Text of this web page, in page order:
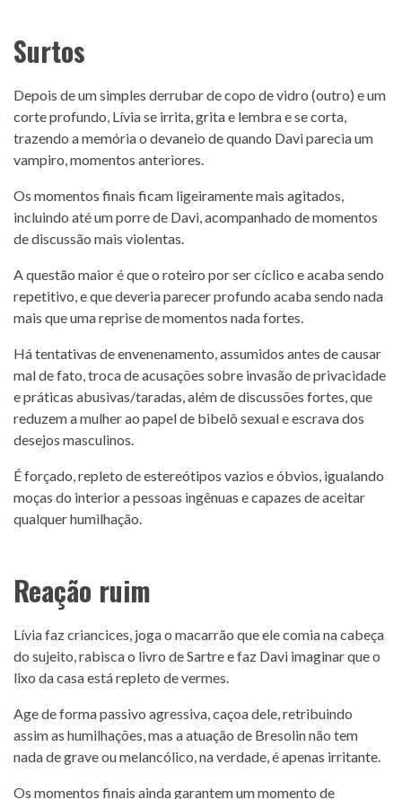
Surtos
Depois de um simples derrubar de copo de vidro (outro) e um
corte profundo, Lívia se irrita, grita e lembra e se corta,
trazendo a memória o devaneio de quando Davi parecia um
vampiro, momentos anteriores.
Os momentos finais ficam ligeiramente mais agitados,
incluindo até um porre de Davi, acompanhado de momentos
de discussão mais violentas.
A questão maior é que o roteiro por ser cíclico e acaba sendo
repetitivo, e que deveria parecer profundo acaba sendo nada
mais que uma reprise de momentos nada fortes.
Há tentativas de envenenamento, assumidos antes de causar
mal de fato, troca de acusações sobre invasão de privacidade
e práticas abusivas/taradas, além de discussões fortes, que
reduzem a mulher ao papel de bibelô sexual e escrava dos
desejos masculinos.
É forçado, repleto de estereótipos vazios e óbvios, igualando
moças do interior a pessoas ingênuas e capazes de aceitar
qualquer humilhação.
Reação ruim
Lívia faz criancices, joga o macarrão que ele comia na cabeça
do sujeito, rabisca o livro de Sartre e faz Davi imaginar que o
lixo da casa está repleto de vermes.
Age de forma passivo agressiva, caçoa dele, retribuindo
assim as humilhações, mas a atuação de Bresolin não tem
nada de grave ou melancólico, na verdade, é apenas irritante.
Os momentos finais ainda garantem um momento de